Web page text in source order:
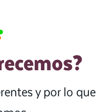
y por lo que